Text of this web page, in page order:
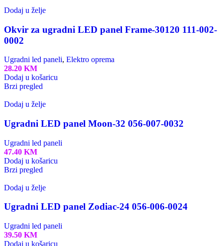
Dodaj u želje
Okvir za ugradni LED panel Frame-30120 111-002-
0002
Ugradni led paneli, Elektro oprema
28.20 KM
Dodaj u košaricu
Brzi pregled
Dodaj u želje
Ugradni LED panel Moon-32 056-007-0032
Ugradni led paneli
47.40 KM
Dodaj u košaricu
Brzi pregled
Dodaj u želje
Ugradni LED panel Zodiac-24 056-006-0024
Ugradni led paneli
39.50 KM
Dodaj u košaricu